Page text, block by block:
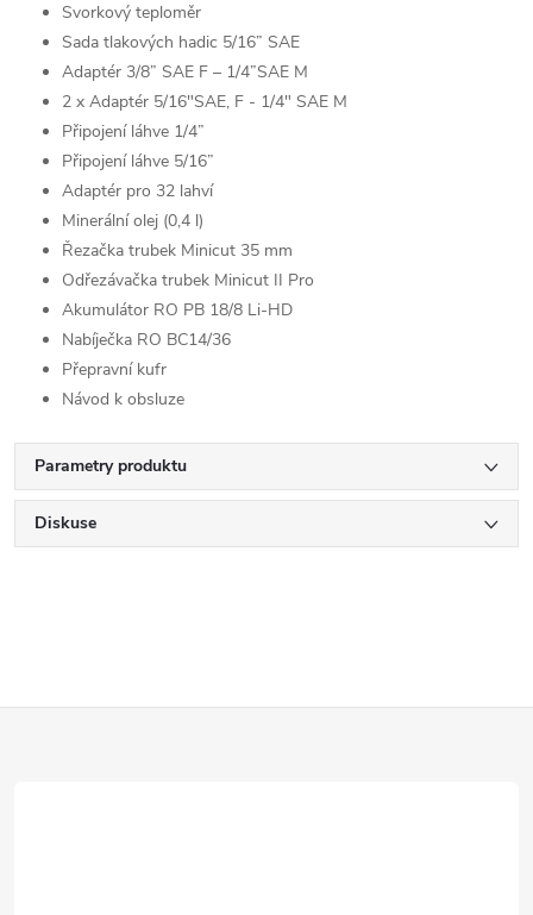
Svorkový teploměr
Sada tlakových hadic 5/16” SAE
Adaptér 3/8” SAE F – 1/4”SAE M
2 x Adaptér 5/16"SAE, F - 1/4" SAE M
Připojení láhve 1/4”
Připojení láhve 5/16”
Adaptér pro 32 lahví
Minerální olej (0,4 l)
Řezačka trubek Minicut 35 mm
Odřezávačka trubek Minicut II Pro
Akumulátor RO PB 18/8 Li-HD
Nabíječka RO BC14/36
Přepravní kufr
Návod k obsluze
Parametry produktu
Diskuse